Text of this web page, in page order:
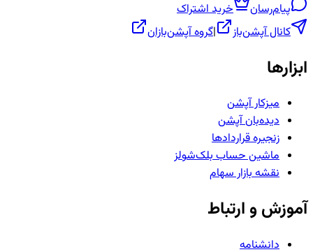
پیام‌رسان
خرید اشتراک
کانال آپشن‌باز
|گروه آپشن‌بازان
ابزارها
میزکار آپشن
دیده‌بان آپشن
زنجیره قراردادها
ماشین حساب بلک‌شولز
نقشه بازار سهام
آموزش و ارتباط
دانشنامه